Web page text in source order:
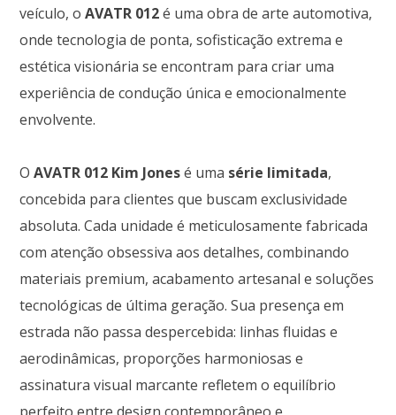
veículo, oAVATR 012é uma obra de arte automotiva,
onde tecnologia de ponta, sofisticação extrema e
estética visionária se encontram para criar uma
experiência de condução única e emocionalmente
envolvente.
OAVATR 012 Kim Jonesé uma série limitada,
concebida para clientes que buscam exclusividade
absoluta. Cada unidade é meticulosamente fabricada
com atenção obsessiva aos detalhes, combinando
materiais premium, acabamento artesanal e soluções
tecnológicas de última geração. Sua presença em
estrada não passa despercebida: linhas fluidas e
aerodinâmicas, proporções harmoniosas e
assinatura visual marcante refletem o equilíbrio